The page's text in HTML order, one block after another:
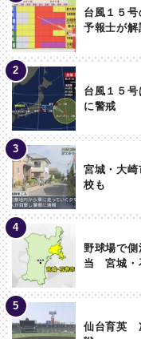
台風１５
予報士が解
台風１５
に警戒
宮城・大
校も
野球場で
当 宮城・
仙台育英